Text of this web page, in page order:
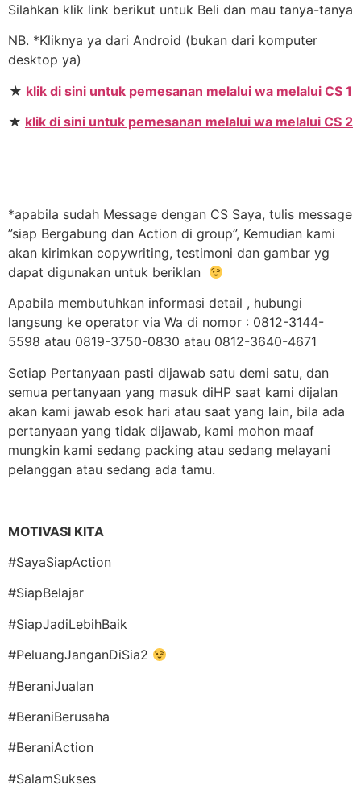
Silahkan klik link berikut untuk Beli dan mau tanya-tanya
NB. *Kliknya ya dari Android (bukan dari komputer
desktop ya)
★ klik di sini untuk pemesanan melalui wa melalui CS 1
★ klik di sini untuk pemesanan melalui wa melalui CS 2
*apabila sudah Message dengan CS Saya, tulis message
”siap Bergabung dan Action di group”, Kemudian kami
akan kirimkan copywriting, testimoni dan gambar yg
dapat digunakan untuk beriklan
Apabila membutuhkan informasi detail , hubungi
langsung ke operator via Wa di nomor : 0812-3144-
5598 atau 0819-3750-0830 atau 0812-3640-4671
Setiap Pertanyaan pasti dijawab satu demi satu, dan
semua pertanyaan yang masuk diHP saat kami dijalan
akan kami jawab esok hari atau saat yang lain, bila ada
pertanyaan yang tidak dijawab, kami mohon maaf
mungkin kami sedang packing atau sedang melayani
pelanggan atau sedang ada tamu.
MOTIVASI KITA
#SayaSiapAction
#SiapBelajar
#SiapJadiLebihBaik
#PeluangJanganDiSia2
#BeraniJualan
#BeraniBerusaha
#BeraniAction
#SalamSukses